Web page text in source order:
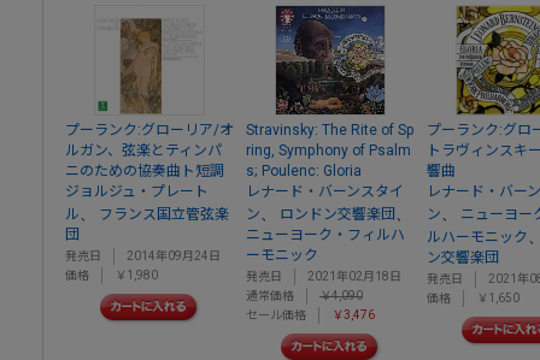
プーランク:グローリア/オ
ルガン、弦楽とティンパ
ニのための協奏曲ト短調
ジョルジュ・プレート
ル、
フランス国立管弦楽
団
発売日
2014年09月24日
価格
￥1,980
Stravinsky: The Rite of Sp
ring, Symphony of Psalm
s; Poulenc: Gloria
レナード・バーンスタイ
ン、 ロンドン交響楽団 、
ニューヨーク・フィルハ
ーモニック
発売日
2021年02月18日
通常価格
￥4,090
セール価格
￥3,476
プーランク:グロ
トラヴィンスキ
響曲
レナード・バー
ン、
ニューヨー
ルハーモニック
ン交響楽団
発売日
2021年
価格
￥1,650